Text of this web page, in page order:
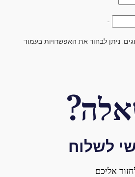
-
ניתן לבחור את האפשרויות בעמוד
לשלוח
אליכם